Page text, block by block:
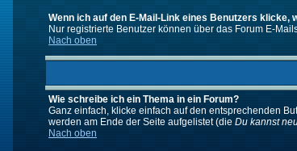
Wenn ich auf den E-Mail-Link eines Benutzers klicke,
Nur registrierte Benutzer können über das Forum E-
Nach oben
Wie schreibe ich ein Thema in ein Forum?
Ganz einfach, klicke einfach auf den entsprechenden
werden am Ende der Seite aufgelistet (die Du kannst
Nach oben